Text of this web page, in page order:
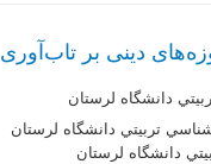
دینی بر تاب‌آوری
دانشگاه لرستان
تربيتي دانشگاه لرستان
دانشگاه لرستان